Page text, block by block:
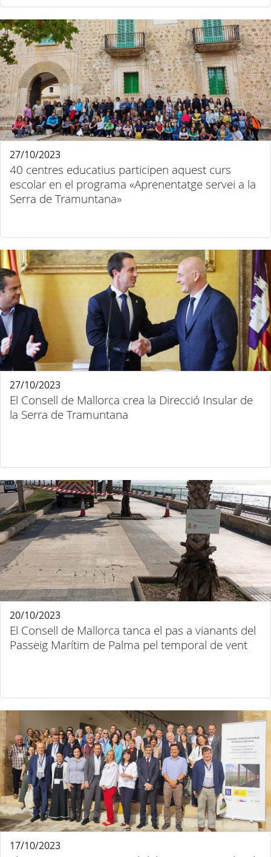
40 centres educatius participen aquest curs
escolar en el programa «Aprenentatge servei a la
Serra de Tramuntana»
27/10/2023
El Consell de Mallorca crea la Direcció Insular de
la Serra de Tramuntana
27/10/2023
El Consell de Mallorca tanca el pas a vianants del
Passeig Marítim de Palma pel temporal de vent
20/10/2023
17/10/2023